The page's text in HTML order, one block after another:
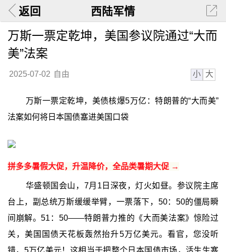
返回 西陆军情
万斯一票定乾坤，美国参议院通过“大而
美”法案
2025-07-02 自由 小 大
万斯一票定乾坤，美债核爆5万亿：特朗普的“大而美”
法案如何将日本国债塞进美国口袋
拼多多暑假大促，升温降价，全品类暑期大促 →
华盛顿国会山，7月1日深夜，灯火如昼。参议院主席
台上，副总统万斯缓缓举臂，一票落下，50：50的僵局瞬
间崩解。51：50——特朗普力推的《大而美法案》惊险过
关，美国国债天花板轰然抬升5万亿美元。看官，您没听
错，5万亿美元！这相当于把整个日本国债市场，活生生塞